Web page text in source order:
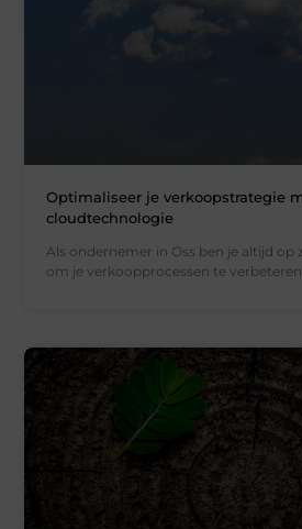
Optimaliseer je verkoopstrategie
cloudtechnologie
Als ondernemer in Oss ben je altijd op
om je verkoopprocessen te